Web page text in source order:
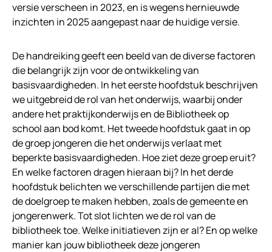
versie verscheen in 2023, en is wegens hernieuwde
inzichten in 2025 aangepast naar de huidige versie.
De handreiking geeft een beeld van de diverse factoren
die belangrijk zijn voor de ontwikkeling van
basisvaardigheden. In het eerste hoofdstuk beschrijven
we uitgebreid de rol van het onderwijs, waarbij onder
andere het praktijkonderwijs en de Bibliotheek op
school aan bod komt. Het tweede hoofdstuk gaat in op
de groep jongeren die het onderwijs verlaat met
beperkte basisvaardigheden. Hoe ziet deze groep eruit?
En welke factoren dragen hieraan bij? In het derde
hoofdstuk belichten we verschillende partijen die met
de doelgroep te maken hebben, zoals de gemeente en
jongerenwerk. Tot slot lichten we de rol van de
bibliotheek toe. Welke initiatieven zijn er al? En op welke
manier kan jouw bibliotheek deze jongeren